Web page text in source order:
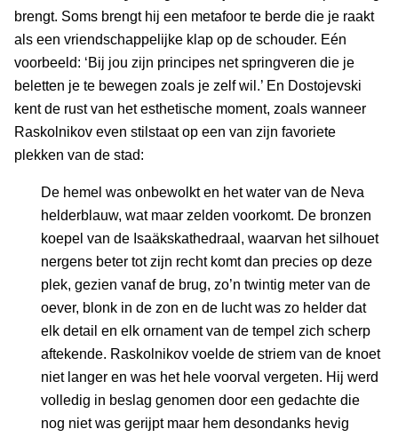
brengt. Soms brengt hij een metafoor te berde die je raakt
als een vriendschappelijke klap op de schouder. Eén
voorbeeld: ‘Bij jou zijn principes net springveren die je
beletten je te bewegen zoals je zelf wil.’ En Dostojevski
kent de rust van het esthetische moment, zoals wanneer
Raskolnikov even stilstaat op een van zijn favoriete
plekken van de stad:
De hemel was onbewolkt en het water van de Neva
helderblauw, wat maar zelden voorkomt. De bronzen
koepel van de Isaäkskathedraal, waarvan het silhouet
nergens beter tot zijn recht komt dan precies op deze
plek, gezien vanaf de brug, zo’n twintig meter van de
oever, blonk in de zon en de lucht was zo helder dat
elk detail en elk ornament van de tempel zich scherp
aftekende. Raskolnikov voelde de striem van de knoet
niet langer en was het hele voorval vergeten. Hij werd
volledig in beslag genomen door een gedachte die
nog niet was gerijpt maar hem desondanks hevig